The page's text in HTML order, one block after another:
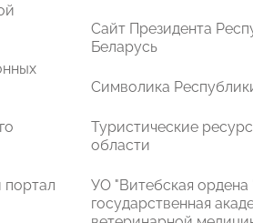
портал
Сайт Президента
Беларусь
Символика
Туристические
области
УО "Витебская ордена
государственная